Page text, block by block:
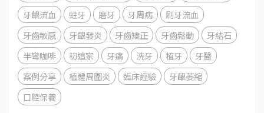
牙齦流血
蛀牙 磨牙 牙周病
刷牙流血
牙齒敏感
牙齦發炎 牙齒矯正 牙齒鬆動
牙結石
半彎咖啡
初這家 牙痛 洗牙 植牙
牙醫
案例分享
植體周圍炎 臨床經驗
牙齦萎縮
口腔保養